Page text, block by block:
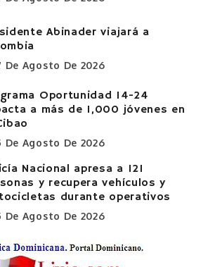
Abinader viajará a
De Agosto De 2026
Oportunidad 14-24
a más de 1,000 jóvenes en
De Agosto De 2026
Nacional apresa a 121
y recupera vehículos y
durante operativos
De Agosto De 2026